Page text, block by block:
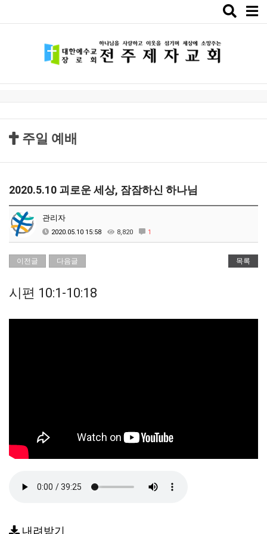
Toggle
주일 예배
2020.5.10 괴로운 세상, 잠잠하신 하나님
관리자
2020.05.10 15:58 8,820 1
이전글 다음글 목록
시편 10:1-10:18
내려받기